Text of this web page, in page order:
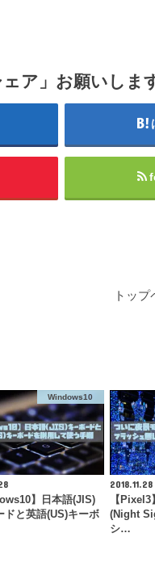
ア」お願いしま
トッ
Windows10
】日本語(JIS)
ドと英語(US)キーボ
2018.11.28
【
(Night
シ…